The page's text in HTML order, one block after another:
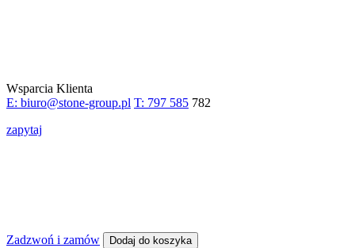
Wsparcia Klienta
E: biuro@stone-group.pl T: 797 585 782
zapytaj
Zadzwoń i zamów Dodaj do koszyka